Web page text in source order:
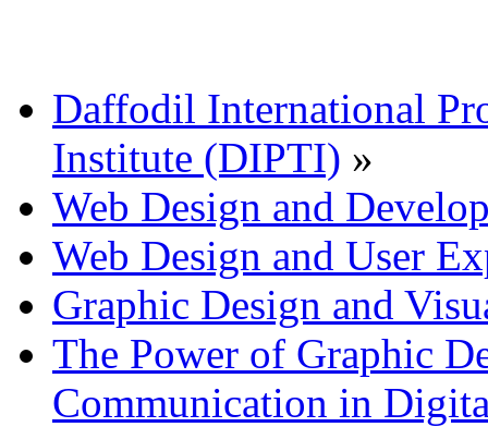
Daffodil International
Institute (DIPTI) »
Web Design and
Web Design and User
Graphic Design and
The Power of Graphic
Communication in